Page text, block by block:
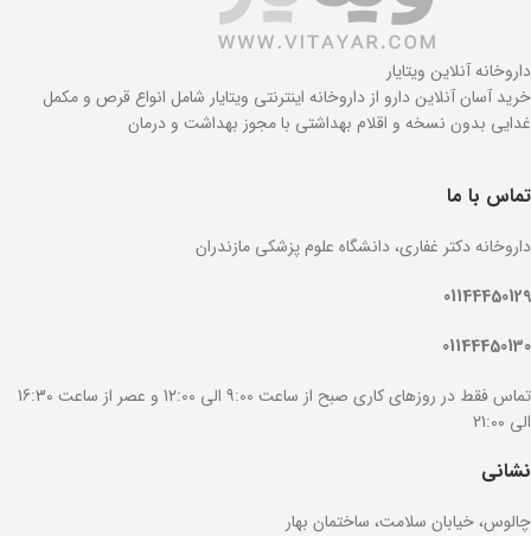
داروخانه آنلاین ویتایار
خرید آسان آنلاین دارو از داروخانه اینترنتی ویتایار شامل انواع قرص و مکمل
غدایی بدون نسخه و اقلام بهداشتی با مجوز بهداشت و درمان
تماس با ما
داروخانه دکتر غفاری، دانشگاه علوم پزشکی مازندران
01144450129
01144450130
تماس فقط در روزهای کاری صبح از ساعت 9:00 الی 12:00 و عصر از ساعت 16:30
الی 21:00
نشانی
چالوس، خیابان سلامت، ساختمان بهار